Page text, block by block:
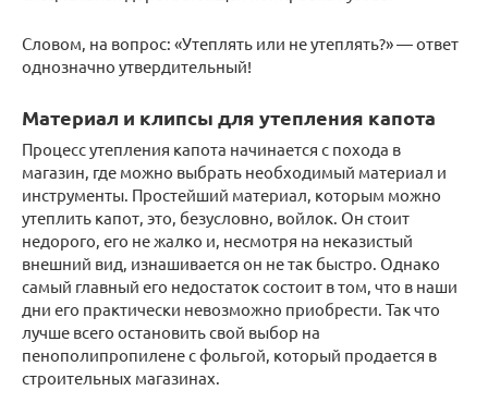
Словом, на вопрос: «Утеплять или не утеплять?» — ответ
однозначно утвердительный!
Материал и клипсы для утепления капота
Процесс утепления капота начинается с похода в
магазин, где можно выбрать необходимый материал и
инструменты. Простейший материал, которым можно
утеплить капот, это, безусловно, войлок. Он стоит
недорого, его не жалко и, несмотря на неказистый
внешний вид, изнашивается он не так быстро. Однако
самый главный его недостаток состоит в том, что в наши
дни его практически невозможно приобрести. Так что
лучше всего остановить свой выбор на
пенополипропилене с фольгой, который продается в
строительных магазинах.